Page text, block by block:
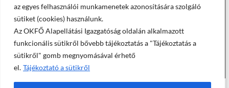
az egyes felhasználói munkamenetek azonosítására szolgáló
sütiket (cookies) használunk.
Az OKFŐ Alapellátási Igazgatóság oldalán alkalmazott
funkcionális sütikről bővebb tájékoztatás a "Tájékoztatás a
sütikről" gomb megnyomásával érhető
el. Tájékoztató a sütikről
Helyettesítő háziorvosaink